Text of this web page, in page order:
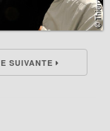
SUIVANTE